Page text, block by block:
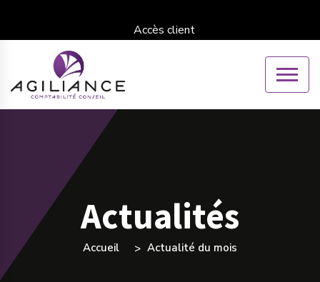
Accès client
Actualités
Accueil Actualité du mois